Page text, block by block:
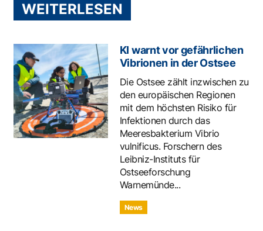
WEITERLESEN
KI warnt vor gefährlichen
Vibrionen in der Ostsee
Die Ostsee zählt inzwischen zu
den europäischen Regionen
mit dem höchsten Risiko für
Infektionen durch das
Meeresbakterium Vibrio
vulnificus. Forschern des
Leibniz-Instituts für
Ostseeforschung
Warnemünde...
News